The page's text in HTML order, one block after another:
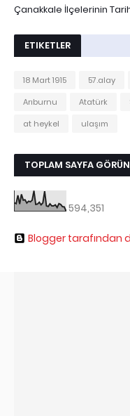
Çanakkale İlçelerinin
ETIKETLER
18 Mart 1915 57.alay
Arıburnu
Atatürk
at heykel
ulaşım
TOPLAM SAYFA
594,351
Blogger tarafından